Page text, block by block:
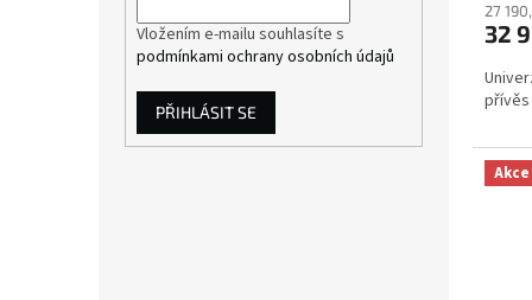
Vložením e-mailu souhlasíte s
podmínkami ochrany osobních údajů
PŘIHLÁSIT SE
27
32
Akce